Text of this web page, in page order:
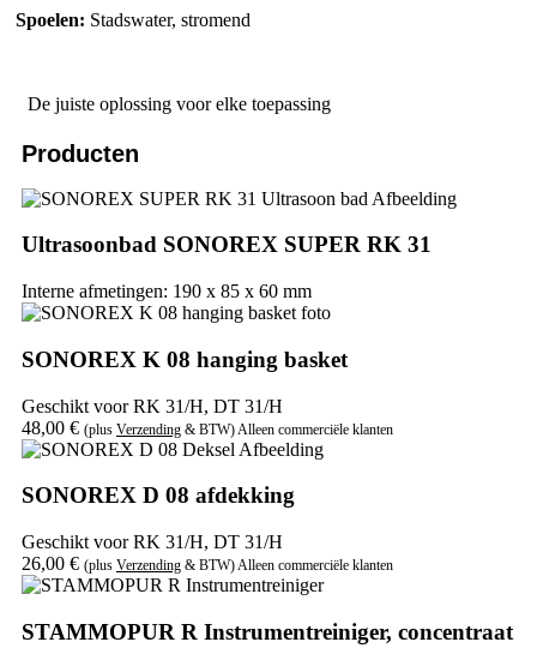
Spoelen: Stadswater, stromend
De juiste oplossing voor elke toepassing
Producten
Ultrasoonbad SONOREX SUPER RK 31
Interne afmetingen: 190 x 85 x 60 mm
SONOREX K 08 hanging basket
Geschikt voor RK 31/H, DT 31/H
48,00 € (plus Verzending & BTW) Alleen commerciële klanten
SONOREX D 08 afdekking
Geschikt voor RK 31/H, DT 31/H
26,00 € (plus Verzending & BTW) Alleen commerciële klanten
STAMMOPUR R Instrumentreiniger, concentraat